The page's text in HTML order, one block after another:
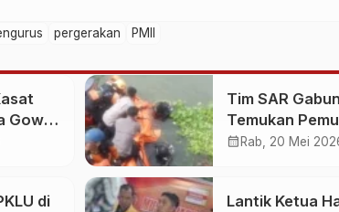
pergerakan PMII
Gowa
Tim SAR
Temukan
Loncat ke
calendar_month Rab, 20 Mei
di
Lantik Ketua